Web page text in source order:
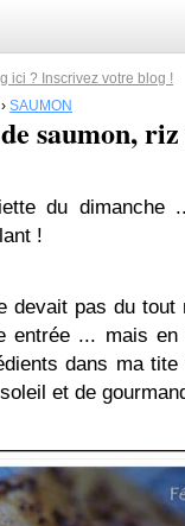
ici ? Inscrivez votre blog !
› SAUMON
saumon,
du dimanche
!
devait pas du
entrée ... mais
dans ma
et de